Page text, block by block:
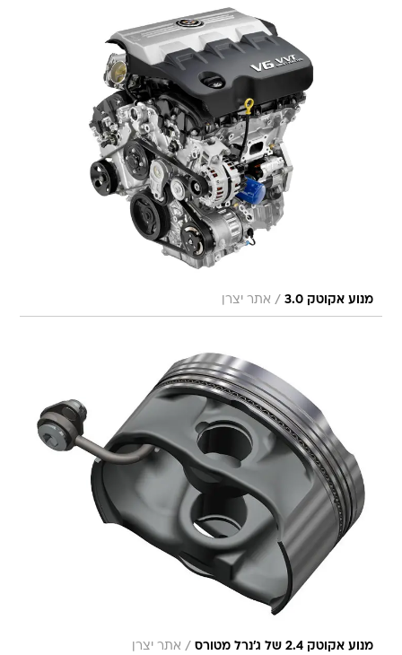
מנוע אקוטק 3.0 / אתר יצרן
מנוע אקוטק 2.4 של ג'נרל מטורס / אתר יצרן